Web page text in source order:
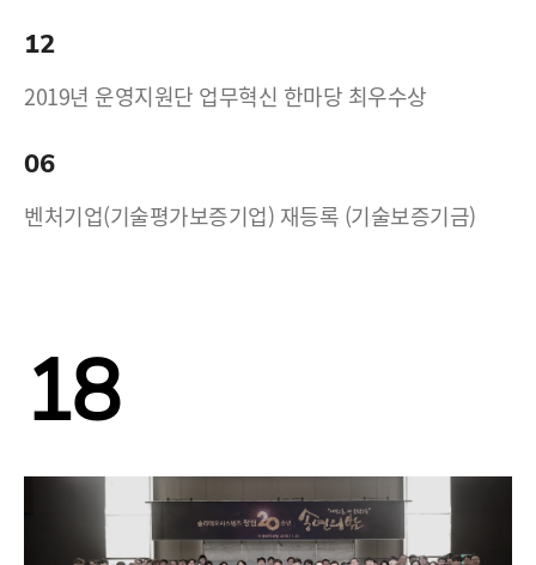
12
2019년 운영지원단 업무혁신 한마당 최우수상
06
벤처기업(기술평가보증기업) 재등록 (기술보증기금)
18